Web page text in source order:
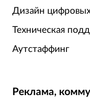
Дизайн
Техническая
Аутстаффинг
Реклама,